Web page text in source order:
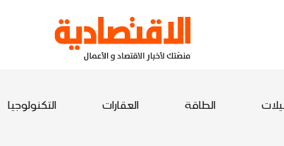
الطاقة العقارات التكنولوجيا